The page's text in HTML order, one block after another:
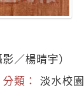
／楊晴宇）
分類： 淡水校園